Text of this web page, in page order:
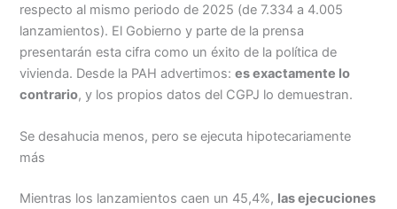
respecto al mismo periodo de 2025 (de 7.334 a 4.005
lanzamientos). El Gobierno y parte de la prensa
presentarán esta cifra como un éxito de la política de
vivienda. Desde la PAH advertimos:es exactamente lo
contrario, y los propios datos del CGPJ lo demuestran.
Se desahucia menos, pero se ejecuta hipotecariamente
más
Mientras los lanzamientos caen un 45,4%, las ejecuciones